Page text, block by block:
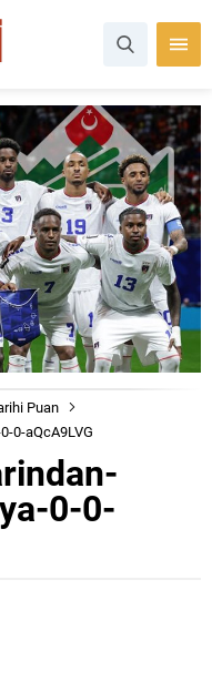
Puan
0-aQcA9LVG
0-0-